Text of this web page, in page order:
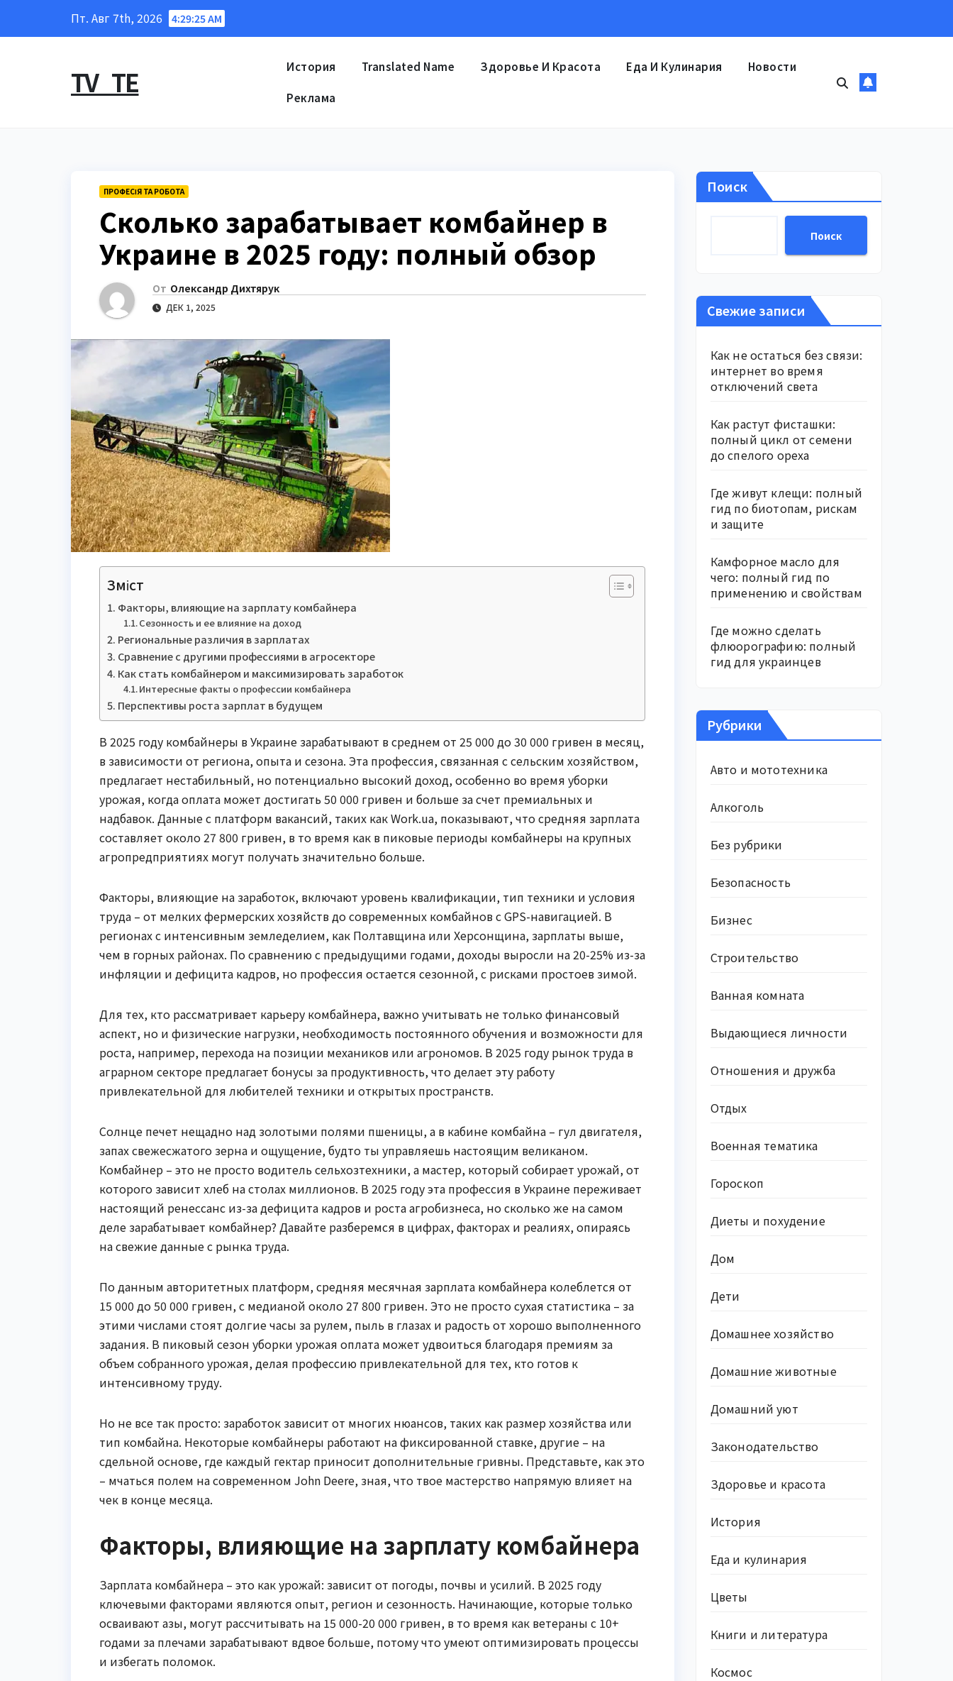
Пт. Авг 7th, 2026 4:29:26 AM
TV_TE История Translated Name Здоровье И Красота Еда И Кулинария Новости
Реклама
ПРОФЕСІЯ ТА РОБОТА
Сколько зарабатывает комбайнер в
Украине в 2025 году: полный обзор
От Олександр Дихтярук
ДЕК 1, 2025
Зміст
Факторы, влияющие на зарплату комбайнера
Сезонность и ее влияние на доход
Региональные различия в зарплатах
Сравнение с другими профессиями в агросекторе
Как стать комбайнером и максимизировать заработок
Интересные факты о профессии комбайнера
Перспективы роста зарплат в будущем
В 2025 году комбайнеры в Украине зарабатывают в среднем от 25 000 до 30 000 гривен в месяц,
в зависимости от региона, опыта и сезона. Эта профессия, связанная с сельским хозяйством,
предлагает нестабильный, но потенциально высокий доход, особенно во время уборки
урожая, когда оплата может достигать 50 000 гривен и больше за счет премиальных и
надбавок. Данные с платформ вакансий, таких как Work.ua, показывают, что средняя зарплата
составляет около 27 800 гривен, в то время как в пиковые периоды комбайнеры на крупных
агропредприятиях могут получать значительно больше.
Факторы, влияющие на заработок, включают уровень квалификации, тип техники и условия
труда – от мелких фермерских хозяйств до современных комбайнов с GPS-навигацией. В
регионах с интенсивным земледелием, как Полтавщина или Херсонщина, зарплаты выше,
чем в горных районах. По сравнению с предыдущими годами, доходы выросли на 20-25% из-за
инфляции и дефицита кадров, но профессия остается сезонной, с рисками простоев зимой.
Для тех, кто рассматривает карьеру комбайнера, важно учитывать не только финансовый
аспект, но и физические нагрузки, необходимость постоянного обучения и возможности для
роста, например, перехода на позиции механиков или агрономов. В 2025 году рынок труда в
аграрном секторе предлагает бонусы за продуктивность, что делает эту работу
привлекательной для любителей техники и открытых пространств.
Солнце печет нещадно над золотыми полями пшеницы, а в кабине комбайна – гул двигателя,
запах свежесжатого зерна и ощущение, будто ты управляешь настоящим великаном.
Комбайнер – это не просто водитель сельхозтехники, а мастер, который собирает урожай, от
которого зависит хлеб на столах миллионов. В 2025 году эта профессия в Украине переживает
настоящий ренессанс из-за дефицита кадров и роста агробизнеса, но сколько же на самом
деле зарабатывает комбайнер? Давайте разберемся в цифрах, факторах и реалиях, опираясь
на свежие данные с рынка труда.
По данным авторитетных платформ, средняя месячная зарплата комбайнера колеблется от
15 000 до 50 000 гривен, с медианой около 27 800 гривен. Это не просто сухая статистика – за
этими числами стоят долгие часы за рулем, пыль в глазах и радость от хорошо выполненного
задания. В пиковый сезон уборки урожая оплата может удвоиться благодаря премиям за
объем собранного урожая, делая профессию привлекательной для тех, кто готов к
интенсивному труду.
Но не все так просто: заработок зависит от многих нюансов, таких как размер хозяйства или
тип комбайна. Некоторые комбайнеры работают на фиксированной ставке, другие – на
сдельной основе, где каждый гектар приносит дополнительные гривны. Представьте, как это
– мчаться полем на современном John Deere, зная, что твое мастерство напрямую влияет на
чек в конце месяца.
Факторы, влияющие на зарплату комбайнера
Зарплата комбайнера – это как урожай: зависит от погоды, почвы и усилий. В 2025 году
ключевыми факторами являются опыт, регион и сезонность. Начинающие, которые только
осваивают азы, могут рассчитывать на 15 000-20 000 гривен, в то время как ветераны с 10+
годами за плечами зарабатывают вдвое больше, потому что умеют оптимизировать процессы
и избегать поломок.
Поиск
Поиск
Свежие записи
Как не остаться без связи:
интернет во время
отключений света
Как растут фисташки:
полный цикл от семени
до спелого ореха
Где живут клещи: полный
гид по биотопам, рискам
и защите
Камфорное масло для
чего: полный гид по
применению и свойствам
Где можно сделать
флюорографию: полный
гид для украинцев
Рубрики
Авто и мототехника
Алкоголь
Без рубрики
Безопасность
Бизнес
Строительство
Ванная комната
Выдающиеся личности
Отношения и дружба
Отдых
Военная тематика
Гороскоп
Диеты и похудение
Дом
Дети
Домашнее хозяйство
Домашние животные
Домашний уют
Законодательство
Здоровье и красота
История
Еда и кулинария
Цветы
Книги и литература
Космос